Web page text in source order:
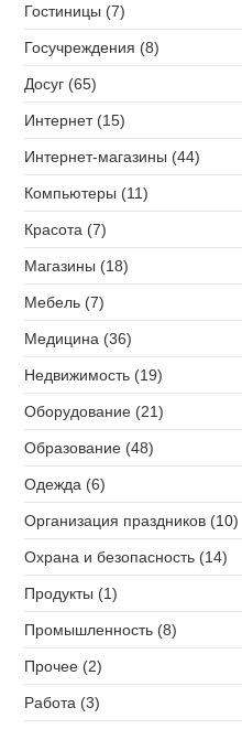
Гостиницы (7)
Госучреждения (8)
Досуг (65)
Интернет (15)
Интернет-магазины (44)
Компьютеры (11)
Красота (7)
Магазины (18)
Мебель (7)
Медицина (36)
Недвижимость (19)
Оборудование (21)
Образование (48)
Одежда (6)
Организация праздников (10)
Охрана и безопасность (14)
Продукты (1)
Промышленность (8)
Прочее (2)
Работа (3)